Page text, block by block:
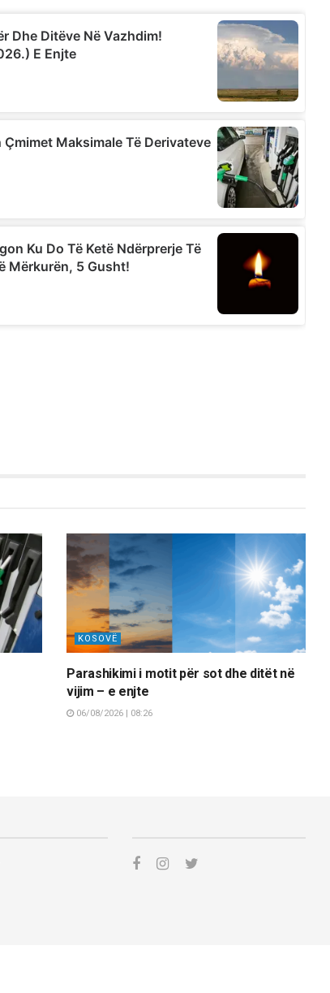
KOSOVË
Parashikimi i motit për sot dhe ditët në
vijim – e enjte
06/08/2026 | 08:26